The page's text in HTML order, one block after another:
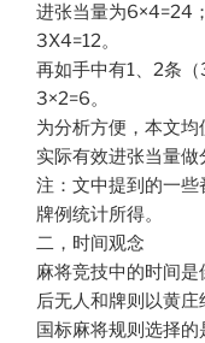
进张当量为6×4=24
3X4=12。
再如手中有1、2条
3×2=6。
为分析方便，本文
实际有效进张当量做
注：文中提到的一
牌例统计所得。
二，时间观念
麻将竞技中的时间
后无人和牌则以黄庄
国标麻将规则选择